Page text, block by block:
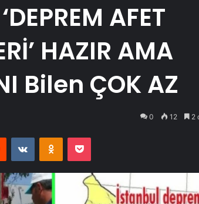
AFET
HAZIR AMA
Bilen ÇOK AZ
0 12 2
Reddit VKontakteOdnoklassniki
Pocket